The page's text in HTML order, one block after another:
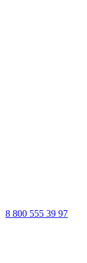
8 800 555 39 97